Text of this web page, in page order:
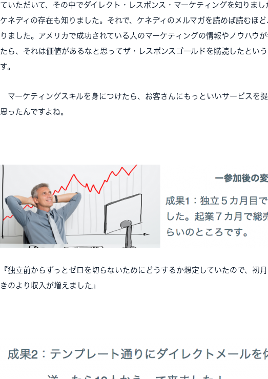
ていただいて、その中でダイレクト・レスポンス・マーケティングを知りまし
ケネディの存在も知りました。それで、ケネディのメルマガを読めば読むほ
りました。アメリカで成功されている人のマーケティングの情報やノウハウ
たら、それは価値があるなと思ってザ・レスポンスゴールドを購読したとい
す。
マーケティングスキルを身につけたら、お客さんにもっといいサービスを
思ったんですよね。
『独立前からずっとゼロを切らないためにどうするか想定していたので、初
きのより収入が増えました』